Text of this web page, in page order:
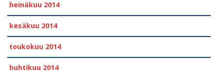
heinäkuu 2014
kesäkuu 2014
toukokuu 2014
huhtikuu 2014